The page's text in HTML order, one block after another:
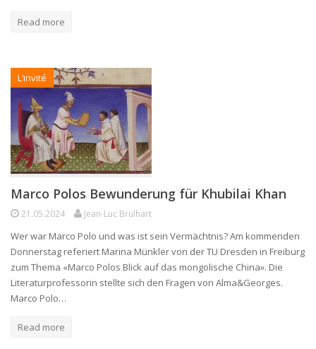
Read more
L’invité
Marco Polos Bewunderung für Khubilai Khan
21.05.2024 Jean-Luc Brülhart
Wer war Marco Polo und was ist sein Vermächtnis? Am kommenden
Donnerstag referiert Marina Münkler von der TU Dresden in Freiburg
zum Thema «Marco Polos Blick auf das mongolische China». Die
Literaturprofessorin stellte sich den Fragen von Alma&Georges.
Marco Polo…
Read more